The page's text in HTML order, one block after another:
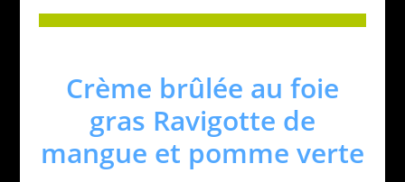
Crème brûlée au foie
gras Ravigotte de
mangue et pomme verte